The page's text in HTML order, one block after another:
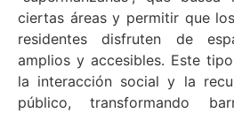
ciertas áreas y permitir que
residentes disfruten de
amplios y accesibles. Este
la interacción social y la
público, transformando